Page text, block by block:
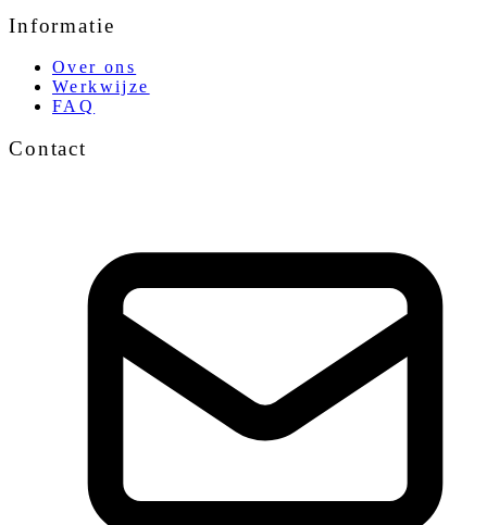
Informatie
Over ons
Werkwijze
FAQ
Contact